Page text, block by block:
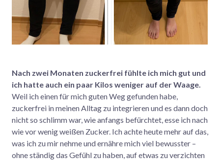
Nach zwei Monaten zuckerfrei fühlte ich mich gut und
ich hatte auch ein paar Kilos weniger auf der Waage.
Weil ich einen für mich guten Weg gefunden habe,
zuckerfrei in meinen Alltag zu integrieren und es dann doch
nicht so schlimm war, wie anfangs befürchtet, esse ich nach
wie vor wenig weißen Zucker. Ich achte heute mehr auf das,
was ich zu mir nehme und ernähre mich viel bewusster –
ohne ständig das Gefühl zu haben, auf etwas zu verzichten